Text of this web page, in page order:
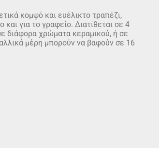
κομψό και ευέλικτο τραπέζι,
για το γραφείο. Διατίθεται σε 4
διάφορα χρώματα κεραμικού, ή σε
μέρη μπορούν να βαφούν σε 16